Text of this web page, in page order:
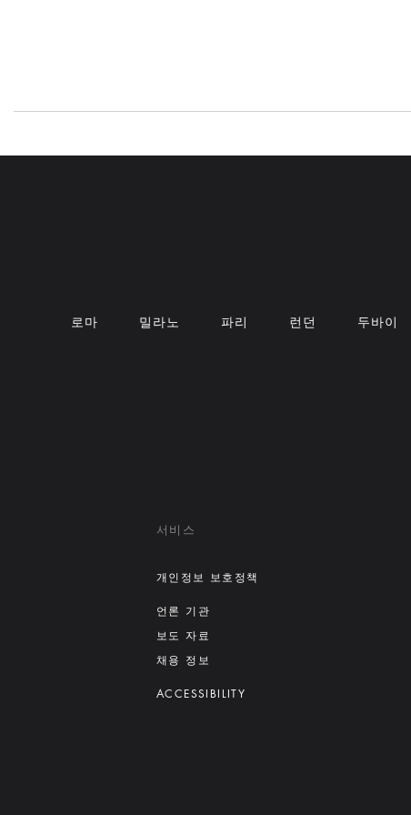
로마 밀라노 파리 런던 두바이
서비스
개인정보 보호정책
언론 기관
보도 자료
채용 정보
ACCESSIBILITY